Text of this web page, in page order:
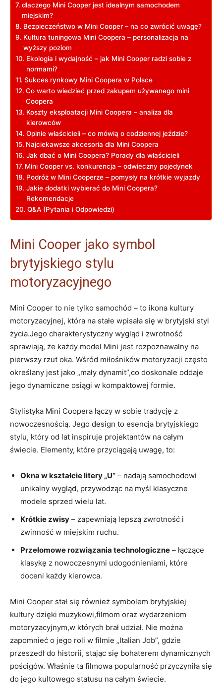
dlaczego Mini Cooper jest idealnym samochodem
miejskim?
Bezpieczeństwo w Mini Cooper – na co zwrócić uwagę?
Kultura tuningowa Mini Coopera – personalizacja na
wyższy poziom
Ekologia i wydajność – jak Mini Cooper radzi sobie z
normami?
Sukces rynkowy Mini Coopera w Polsce
Co warto wiedzieć przed zakupem używanego mini
Coopera
Koszty eksploatacji Mini Coopera – analiza dla
kierowców
Opinie właścicieli – co mówią o codziennej jeździe?
Najciekawsze akcesoria dla Mini Coopera
Jak dbać o Mini Coopera? Porady dla właścicieli
Mini Cooper vs. konkurencja – odwieczny pojedynek
Podróż w Mini Cooperze – pomysły na krótkie wyjazdy
Jakie dodatki wybierać do Mini Coopera?
Rekomendacje
Q&A (Pytania i Odpowiedzi)
Mini Cooper jako symbol
brytyjskiego stylu
motoryzacyjnego
Mini Cooper to nie tylko samochód – to ikona kultury
motoryzacyjnej, która na stałe wpisała się w brytyjski styl
życia.Jego charakterystyczny wygląd i zwrotność
sprawiają, że każdy model Mini jest rozpoznawalny na
pierwszy rzut oka. Wśród miłośników motoryzacji często
określany jest jako „mały dynamit”,co doskonale oddaje
jego dynamiczne osiągi w kompaktowej formie.
Stylistyka Mini Coopera łączy w sobie tradycję z
nowoczesnością. Jego design to esencja brytyjskiego
stylu, który od lat inspiruje projektantów na całym
świecie. Elementy, które przyciągają uwagę, to:
Okna w kształcie litery „U” – nadają samochodowi
unikalny wygląd, przywodząc na myśl klasyczne
modele sprzed wielu lat.
Krótkie zwisy – zapewniają lepszą zwrotność i
zwinność w miejskim ruchu.
Przełomowe rozwiązania technologiczne – łączące
klasykę z nowoczesnymi udogodnieniami, które
doceni każdy kierowca.
Mini Cooper stał się również symbolem brytyjskiej
kultury dzięki muzykowi,filmom oraz wydarzeniom
motoryzacyjnym,w których brał udział. Nie można
zapomnieć o jego roli w filmie „Italian Job”, gdzie
przeszedł do historii, stając się bohaterem dynamicznych
pościgów. Właśnie ta filmowa popularność przyczyniła się
do jego kultowego statusu na całym świecie.